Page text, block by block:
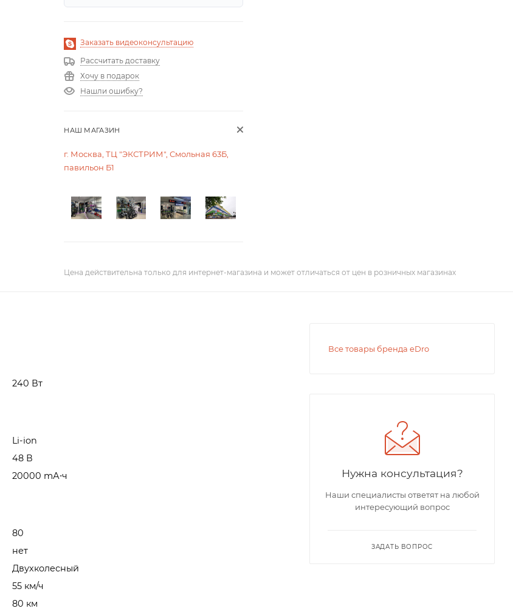
Заказать видеоконсультацию
Рассчитать доставку
Хочу в подарок
Нашли ошибку?
НАШ МАГАЗИН
г. Москва, ТЦ "ЭКСТРИМ", Смольная 63Б,
павильон Б1
Цена действительна только для интернет-магазина и может отличаться от цен в розничных магазинах
240 Вт
Li-ion
48 В
20000 mА⋅ч
80
нет
Двухколесный
55 км/ч
80 км
Все товары бренда eDro
Нужна консультация?
Наши специалисты ответят на любой
интересующий вопрос
ЗАДАТЬ ВОПРОС